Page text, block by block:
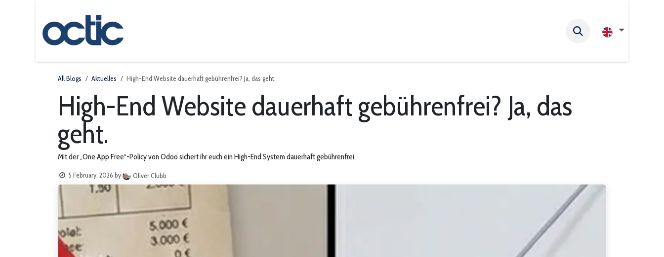
All Blogs Aktuelles High-End Website dauerhaft gebührenfrei? Ja, das geht.
High-End Website dauerhaft gebührenfrei? Ja, das
geht.
Mit der „One App Free“-Policy von Odoo sichert ihr euch ein High-End System dauerhaft gebührenfrei.
5 February, 2026 by Oliver Clubb